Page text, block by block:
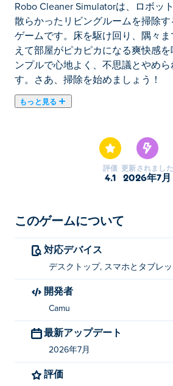
Robo Cleaner Simulatorは、ロボッ
散らかったリビングルームを掃除
ゲームです。床を駆け回り、隅々
えて部屋がピカピカになる爽快感
ンプルで心地よく、不思議とやめ
す。さあ、掃除を始めましょう！
もっと見る
ゲームです。床を駆け回り、隅々ま
えて部屋がピカピカになる爽快感を
ンプルで心地よく、不思議とやめら
Robo Cleaner Simulatorの遊び
ー、矢印キー、またはジョイスティ
します。
Robo Cleaner Simulatorを制
Robo Cleaner SimulatorはCAMUに
た。他のゲームは Poki (ポキ):
Power Wash Cleanup
評価
4.1
更新されました
2026年7月
このゲームについて
対応デバイス
デスクトップ, スマホとタブレッ
開発者
Camu
最新アップデート
2026年7月
評価